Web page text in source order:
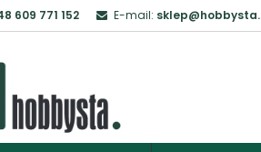
609 771 152 E-mail: